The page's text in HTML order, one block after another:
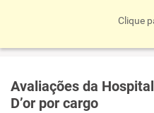
Clique
Avaliações da
D’or por cargo